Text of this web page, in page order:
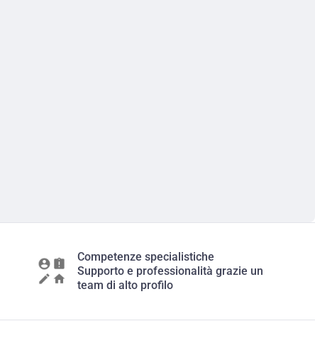
Competenze specialistiche
Supporto e professionalità grazie un
team di alto profilo